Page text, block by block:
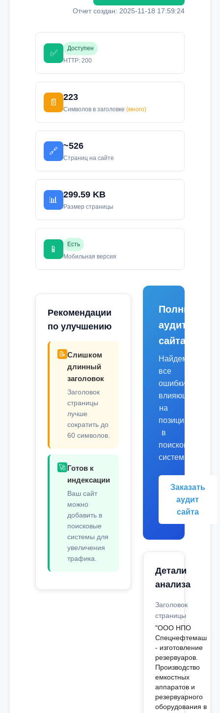
Отчет создан: 2025-11-18 17:59:24
✅
Доступен
HTTP: 200
📄
223
Символов в заголовке (много)
🔗
~526
Страниц на сайте
📊
299.59 KB
Размер страницы
📱
Есть
Мобильная версия
Рекомендации
по улучшению
📝 Слишком
длинный
заголовок
Заголовок
страницы
лучше
сократить до
60 символов.
🚀 Готов к
индексации
Ваш сайт
можно
добавить в
поисковые
системы для
увеличения
трафика.
Полный
аудит
сайта
Найдем
все
ошибки,
влияющие
на
позиции
в
поисковых
системах.
Заказать
аудит
сайта
Детали
анализа
Заголовок
страницы
"ООО НПО
Спецнефтемаш
- изготовление
резервуаров.
Производство
емкостных
аппаратов и
резервуарного
оборудования в